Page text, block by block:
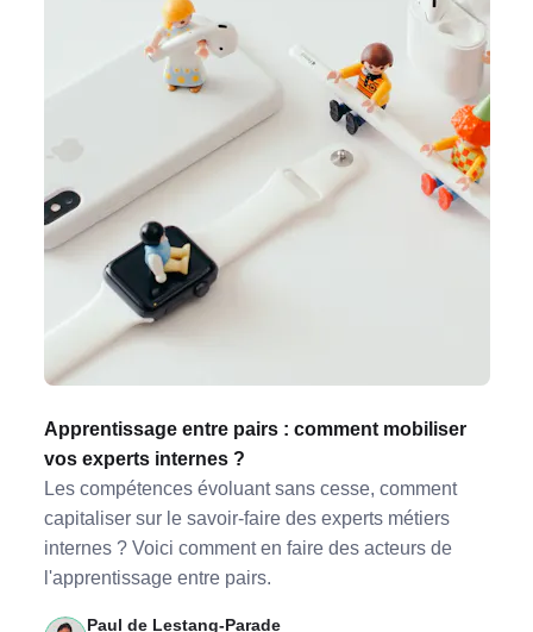
Apprentissage entre pairs : comment mobiliser
vos experts internes ?
Les compétences évoluant sans cesse, comment
capitaliser sur le savoir-faire des experts métiers
internes ? Voici comment en faire des acteurs de
l'apprentissage entre pairs.
Paul de Lestang-Parade